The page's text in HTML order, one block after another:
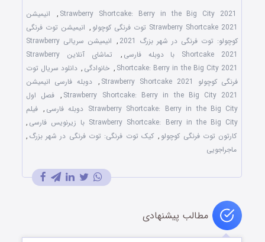
Strawberry Shortcake: Berry in the Big City 2021
,
انیمیشن
Strawberry Shortcake 2021 توت فرنگی کوچولو
, انیمیشن توت فرنگی
کوچولو: توت فرنگی در شهر بزرگ 2021
,
انیمیشن سریالی Strawberry
Shortcake 2021 با دوبله فارسی
,
تماشای آنلاین Strawberry
Shortcake: Berry in the Big City 2021
, خانوادگی , دانلود سریال توت
فرنگی کوچولو Strawberry Shortcake 2021
, دوبله فارسی انیمیشن
Strawberry Shortcake: Berry in the Big City 2021
, فصل اول
Strawberry Shortcake: Berry in the Big City دوبله فارسی
, فیلم
Strawberry Shortcake: Berry in the Big City با زیرنویس فارسی
,
کارتون توت فرنگی کوچولو , کیک توت فرنگی: توت فرنگی در شهر بزرگ ,
ماجراجویی
مطالب پیشنهادی